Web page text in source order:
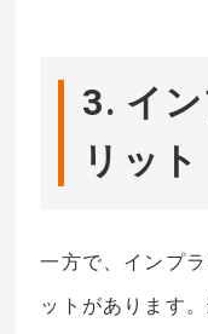
3. イ
リット
一方で、インプ
ットがあります